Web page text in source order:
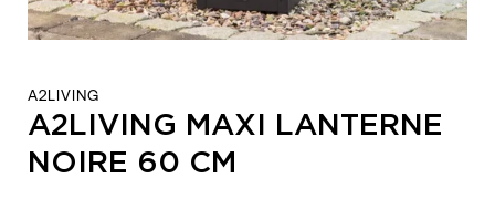
A2LIVING
A2LIVING MAXI LANTERNE
NOIRE 60 CM